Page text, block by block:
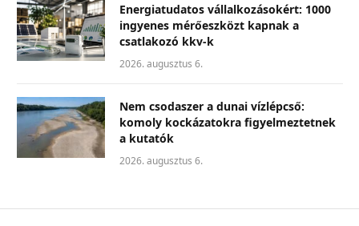
Energiatudatos vállalkozásokért: 1000
ingyenes mérőeszközt kapnak a
csatlakozó kkv-k
2026. augusztus 6.
Nem csodaszer a dunai vízlépcső:
komoly kockázatokra figyelmeztetnek
a kutatók
2026. augusztus 6.